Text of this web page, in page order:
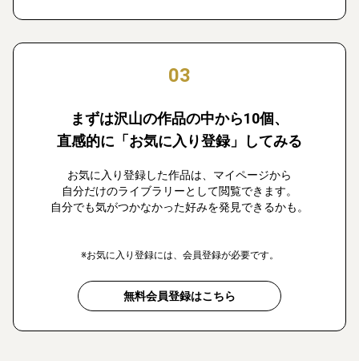
03
まずは沢山の作品の中から10個、
直感的に「お気に入り登録」してみる
お気に入り登録した作品は、マイページから
自分だけのライブラリーとして閲覧できます。
自分でも気がつかなかった好みを発見できるかも。
※お気に入り登録には、会員登録が必要です。
無料会員登録はこちら